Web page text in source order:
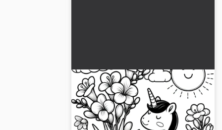
Freesiat, yksisarvinen ja
aurinko: Värityskuva lapsille
(Ilmainen)
Vapaat, yksi sarvi ja aurinko yhdistyvät
kauniissa värityskuvassa lapsille. Nauti